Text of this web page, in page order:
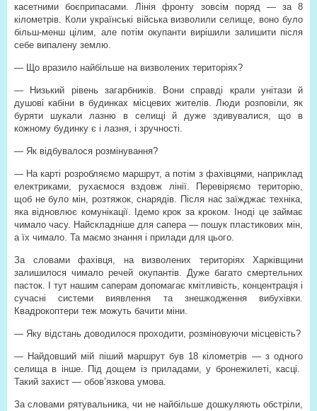
касетними боєприпасами. Лінія фронту зовсім поряд — за 8
кілометрів. Коли українські війська визволили селище, воно було
більш-менш цілим, але потім окупанти вирішили залишити після
себе випалену землю.
— Що вразило найбільше на визволених територіях?
— Низький рівень загарбників. Вони справді крали унітази й
душові кабіни в будинках місцевих жителів. Люди розповіли, як
буряти шукали лазню в селищі й дуже здивувалися, що в
кожному будинку є і лазня, і зручності.
— Як відбувалося розмінування?
— На карті розробляємо маршрут, а потім з фахівцями, наприклад
електриками, рухаємося вздовж лінії. Перевіряємо територію,
щоб не було мін, розтяжок, снарядів. Після нас заїжджає техніка,
яка відновлює комунікації. Ідемо крок за кроком. Іноді це займає
чимало часу. Найскладніше для сапера — пошук пластикових мін,
а їх чимало. Та маємо знання і прилади для цього.
За словами фахівця, на визволених територіях Харківщини
залишилося чимало речей окупантів. Дуже багато смертельних
пасток. І тут нашим саперам допомагає кмітливість, концентрація і
сучасні системи виявлення та знешкодження вибухівки.
Квадрокоптери теж можуть бачити міни.
— Яку відстань доводилося проходити, розміновуючи місцевість?
— Найдовший мій піший маршрут був 18 кілометрів — з одного
селища в інше. Під дощем із приладами, у бронежилеті, касці.
Такий захист — обов’язкова умова.
За словами рятувальника, чи не найбільше дошкуляють обстріли,